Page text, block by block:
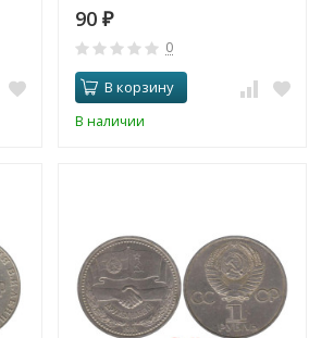
90₽
0
В корзину
В наличии